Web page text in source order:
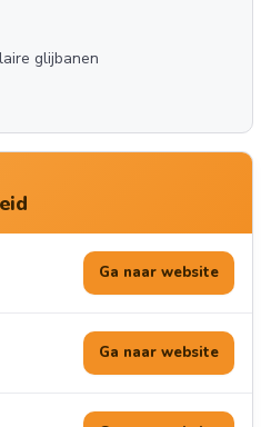
glijbanen
Ga naar website
Ga naar website